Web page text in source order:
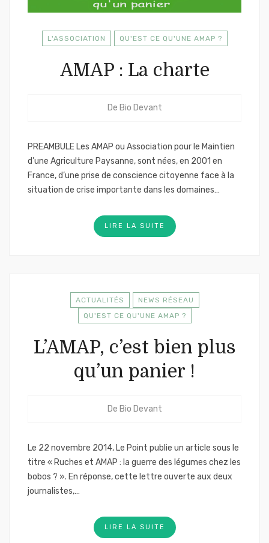
L'ASSOCIATION QU'EST CE QU'UNE AMAP ?
AMAP : La charte
De Bio Devant
PREAMBULE Les AMAP ou Association pour le Maintien
d’une Agriculture Paysanne, sont nées, en 2001 en
France, d’une prise de conscience citoyenne face à la
situation de crise importante dans les domaines…
LIRE LA SUITE
ACTUALITÉS
NEWS RÉSEAU
QU'EST CE QU'UNE AMAP ?
L’AMAP, c’est bien plus
qu’un panier !
De Bio Devant
Le 22 novembre 2014, Le Point publie un article sous le
titre « Ruches et AMAP : la guerre des légumes chez les
bobos ? ». En réponse, cette lettre ouverte aux deux
journalistes,…
LIRE LA SUITE